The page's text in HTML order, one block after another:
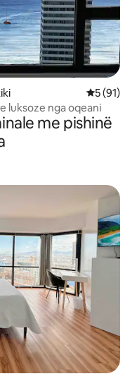
Vlerësimi
5 (91)
luksoze nga oqeani
me pishinë